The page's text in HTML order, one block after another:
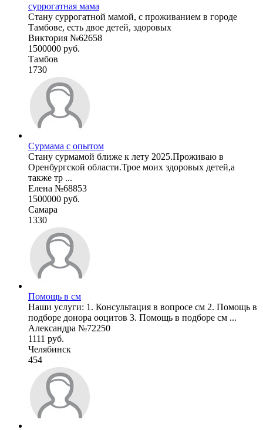
суррогатная мама
Стану суррогатной мамой, с проживанием в городе
Тамбове, есть двое детей, здоровых
Виктория №62658
1500000 руб.
Тамбов
1730
Сурмама с опытом
Стану сурмамой ближе к лету 2025.Проживаю в
Оренбургской области.Трое моих здоровых детей,а
также тр ...
Елена №68853
1500000 руб.
Самара
1330
Помощь в см
Наши услуги: 1. Консультация в вопросе см 2. Помощь в
подборе донора ооцитов 3. Помощь в подборе см ...
Александра №72250
1111 руб.
Челябинск
454